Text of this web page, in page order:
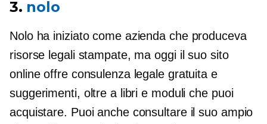
3. nolo
Nolo ha iniziato come azienda che produceva
risorse legali stampate, ma oggi il suo sito
online offre consulenza legale gratuita e
suggerimenti, oltre a libri e moduli che puoi
acquistare. Puoi anche consultare il suo ampio